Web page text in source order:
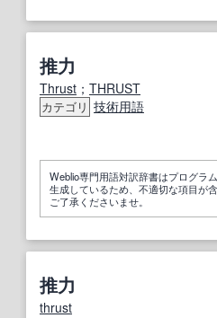
推力
Thrust ； THRUST
カテゴリ 技術用語
Weblio専門用語対訳辞書はプログラ
生成しているため、不適切な項目が
ご了承くださいませ。
推力
thrust